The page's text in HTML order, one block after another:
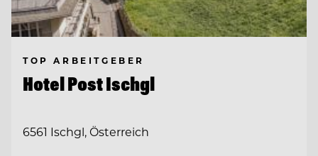
TOP ARBEITGEBER
Hotel Post Ischgl
6561 Ischgl, Österreich